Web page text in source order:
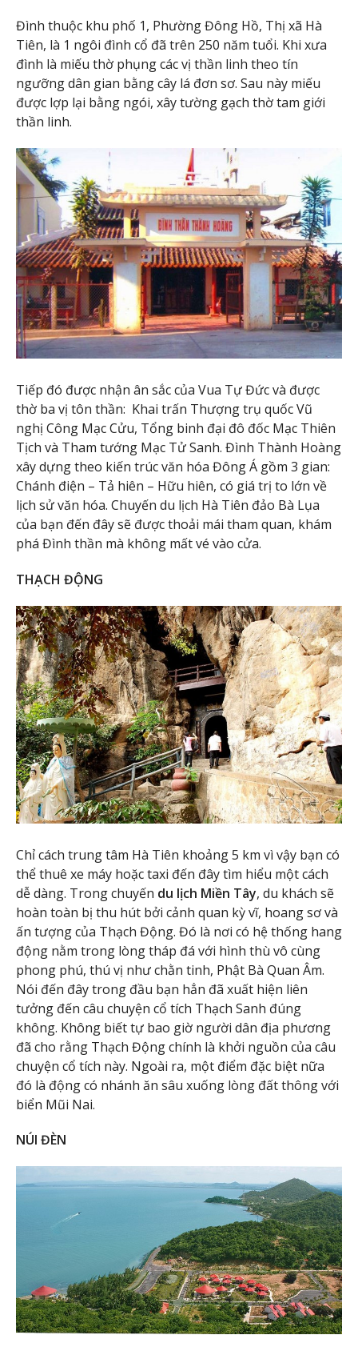
Đình thuộc khu phố 1, Phường Đông Hồ, Thị xã Hà
Tiên, là 1 ngôi đình cổ đã trên 250 năm tuổi. Khi xưa
đình là miếu thờ phụng các vị thần linh theo tín
ngưỡng dân gian bằng cây lá đơn sơ. Sau này miếu
được lợp lại bằng ngói, xây tường gạch thờ tam giới
thần linh.
Tiếp đó được nhận ân sắc của Vua Tự Đức và được
thờ ba vị tôn thần: Khai trấn Thượng trụ quốc Vũ
nghị Công Mạc Cửu, Tổng binh đại đô đốc Mạc Thiên
Tịch và Tham tướng Mạc Tử Sanh. Đình Thành Hoàng
xây dựng theo kiến trúc văn hóa Đông Á gồm 3 gian:
Chánh điện – Tả hiên – Hữu hiên, có giá trị to lớn về
lịch sử văn hóa. Chuyến du lịch Hà Tiên đảo Bà Lụa
của bạn đến đây sẽ được thoải mái tham quan, khám
phá Đình thần mà không mất vé vào cửa.
THẠCH ĐỘNG
Chỉ cách trung tâm Hà Tiên khoảng 5 km vì vậy bạn có
thể thuê xe máy hoặc taxi đến đây tìm hiểu một cách
dễ dàng. Trong chuyến du lịch Miền Tây, du khách sẽ
hoàn toàn bị thu hút bởi cảnh quan kỳ vĩ, hoang sơ và
ấn tượng của Thạch Động. Đó là nơi có hệ thống hang
động nằm trong lòng tháp đá với hình thù vô cùng
phong phú, thú vị như chằn tinh, Phật Bà Quan Âm.
Nói đến đây trong đầu bạn hẳn đã xuất hiện liên
tưởng đến câu chuyện cổ tích Thạch Sanh đúng
không. Không biết tự bao giờ người dân địa phương
đã cho rằng Thạch Động chính là khởi nguồn của câu
chuyện cổ tích này. Ngoài ra, một điểm đặc biệt nữa
đó là động có nhánh ăn sâu xuống lòng đất thông với
biển Mũi Nai.
NÚI ĐÈN